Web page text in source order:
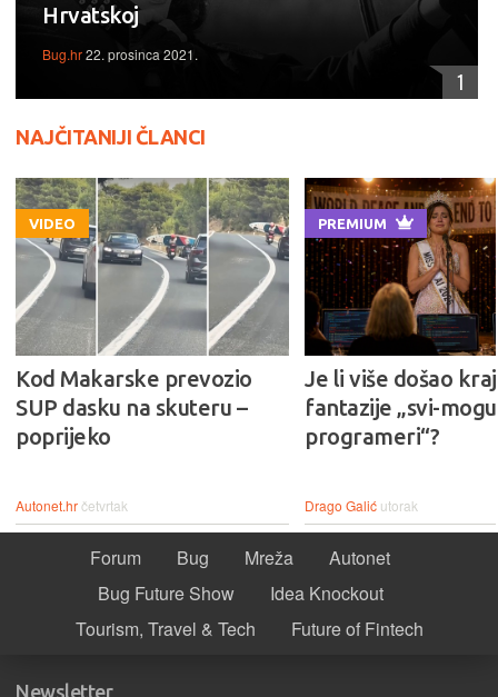
Hrvatskoj
Bug.hr22. prosinca 2021.
1
NAJČITANIJI ČLANCI
VIDEO
Kod Makarske prevozio
SUP dasku na skuteru –
poprijeko
Autonet.hrčetvrtak
PREMIUM
Je li više došao kraj
fantazije „svi-
programeri“?
Drago Galić utorak
Forum Bug Mreža
Autonet
Bug Future Show
Idea Knockout
Tourism, Travel & Tech
Future of Fintech
Newsletter